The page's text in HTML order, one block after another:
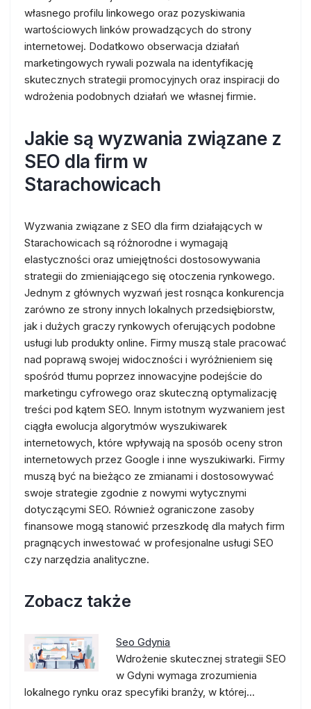
własnego profilu linkowego oraz pozyskiwania
wartościowych linków prowadzących do strony
internetowej. Dodatkowo obserwacja działań
marketingowych rywali pozwala na identyfikację
skutecznych strategii promocyjnych oraz inspiracji do
wdrożenia podobnych działań we własnej firmie.
Jakie są wyzwania związane z
SEO dla firm w
Starachowicach
Wyzwania związane z SEO dla firm działających w
Starachowicach są różnorodne i wymagają
elastyczności oraz umiejętności dostosowywania
strategii do zmieniającego się otoczenia rynkowego.
Jednym z głównych wyzwań jest rosnąca konkurencja
zarówno ze strony innych lokalnych przedsiębiorstw,
jak i dużych graczy rynkowych oferujących podobne
usługi lub produkty online. Firmy muszą stale pracować
nad poprawą swojej widoczności i wyróżnieniem się
spośród tłumu poprzez innowacyjne podejście do
marketingu cyfrowego oraz skuteczną optymalizację
treści pod kątem SEO. Innym istotnym wyzwaniem jest
ciągła ewolucja algorytmów wyszukiwarek
internetowych, które wpływają na sposób oceny stron
internetowych przez Google i inne wyszukiwarki. Firmy
muszą być na bieżąco ze zmianami i dostosowywać
swoje strategie zgodnie z nowymi wytycznymi
dotyczącymi SEO. Również ograniczone zasoby
finansowe mogą stanowić przeszkodę dla małych firm
pragnących inwestować w profesjonalne usługi SEO
czy narzędzia analityczne.
Zobacz także
Seo Gdynia
Wdrożenie skutecznej strategii SEO
w Gdyni wymaga zrozumienia
lokalnego rynku oraz specyfiki branży, w której…